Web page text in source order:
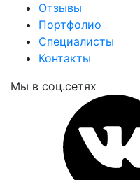
Отзывы
Портфолио
Специалисты
Контакты
Мы в соц.сетях